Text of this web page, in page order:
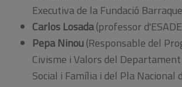
Executiva de la Fundació
Carlos Losada(professord'ESADE
Pepa Ninou(Responsable del
Civisme iValors del Departament
Social i Família i del Pla Nacional